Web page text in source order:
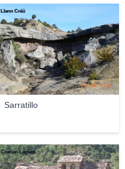
Sarratillo
Llann Créü
Cristian Laglera